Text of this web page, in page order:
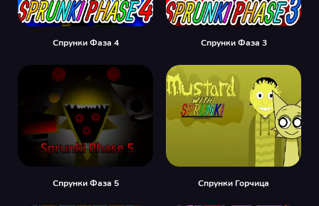
Спрунки Фаза 4 Спрунки Фаза 3
Спрунки Фаза 5 Спрунки Горчица